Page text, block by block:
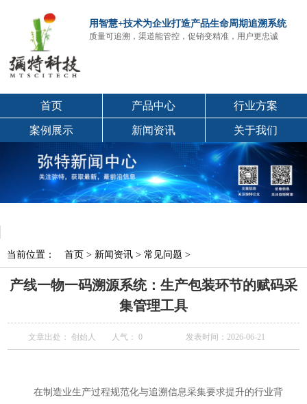
用智慧+技术为企业打造产品生命周期追溯系统
质量可追溯，渠道能管控，促销变精准，用户更忠诚
首页 产品中心 行业方案
案例展示 新闻资讯 关于我们
当前位置： 首页 > 新闻资讯 > 常见问题 >
产线一物一码溯源系统：生产包装环节的赋码采
集管理工具
文章出处： 创始人 人气： 0 发表时间：2026-06-21
在制造业生产过程规范化与追溯信息采集要求提升的行业背